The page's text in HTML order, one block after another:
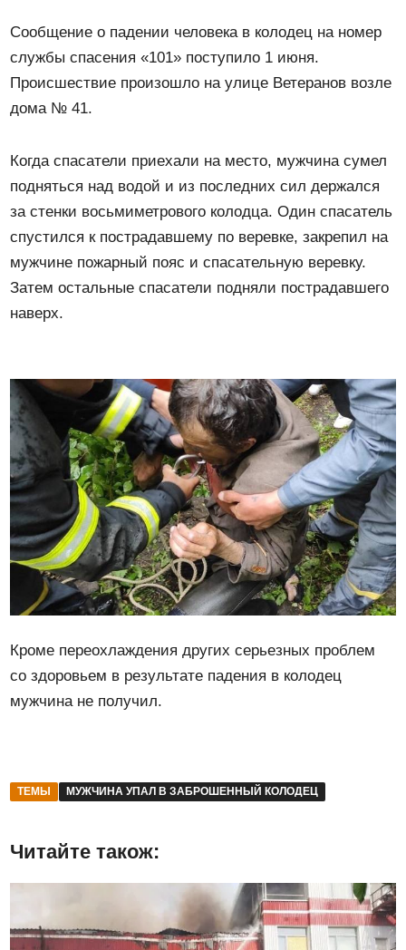
Сообщение о падении человека в колодец на номер
службы спасения «101» поступило 1 июня.
Происшествие произошло на улице Ветеранов возле
дома № 41.
Когда спасатели приехали на место, мужчина сумел
подняться над водой и из последних сил держался
за стенки восьмиметрового колодца. Один спасатель
спустился к пострадавшему по веревке, закрепил на
мужчине пожарный пояс и спасательную веревку.
Затем остальные спасатели подняли пострадавшего
наверх.
Кроме переохлаждения других серьезных проблем
со здоровьем в результате падения в колодец
мужчина не получил.
ТЕМЫ МУЖЧИНА УПАЛ В ЗАБРОШЕННЫЙ КОЛОДЕЦ
Читайте також: